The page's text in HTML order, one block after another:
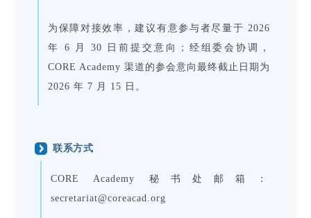
为保障对接效率，建议有意参与者尽量于 2026
年 6 月 30 日前提交意向；经组委会协调，
CORE Academy 渠道的参会意向最终截止日期为
2026 年 7 月 15 日。
联系方式
CORE Academy 秘书处邮箱：
secretariat@coreacad.org